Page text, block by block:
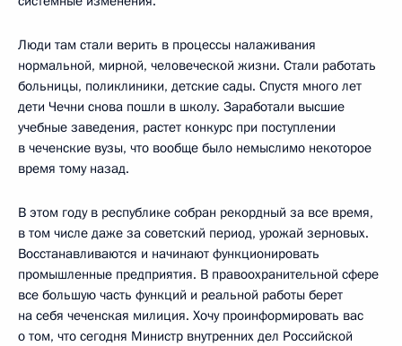
Люди там стали верить в процессы налаживания
нормальной, мирной, человеческой жизни. Стали работать
больницы, поликлиники, детские сады. Спустя много лет
дети Чечни снова пошли в школу. Заработали высшие
учебные заведения, растет конкурс при поступлении
в чеченские вузы, что вообще было немыслимо некоторое
время тому назад.
В этом году в республике собран рекордный за все время,
в том числе даже за советский период, урожай зерновых.
Восстанавливаются и начинают функционировать
промышленные предприятия. В правоохранительной сфере
все большую часть функций и реальной работы берет
на себя чеченская милиция. Хочу проинформировать вас
о том, что сегодня Министр внутренних дел Российской